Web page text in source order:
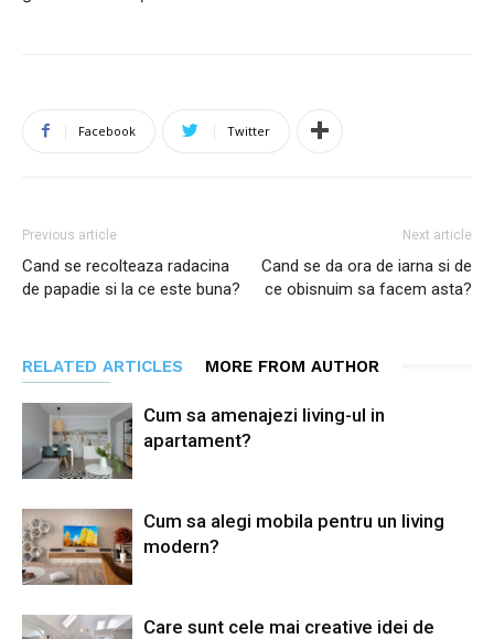
Facebook Twitter
Previous article
Cand se recolteaza radacina
de papadie si la ce este buna?
Next article
Cand se da ora de iarna si de
ce obisnuim sa facem asta?
RELATED ARTICLES MORE FROM AUTHOR
Cum sa amenajezi living-ul in
apartament?
Cum sa alegi mobila pentru un living
modern?
Care sunt cele mai creative idei de